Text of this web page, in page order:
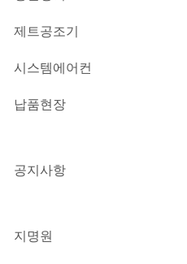
제트공조기
시스템에어컨
납품현장
공지사항
지명원